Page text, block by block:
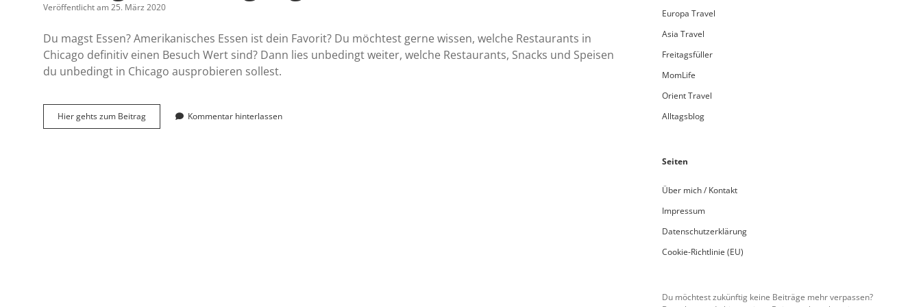
Veröffentlicht am 25. März 2020
Du magst Essen? Amerikanisches Essen ist dein Favorit? Du möchtest gerne wissen, welche Restaurants in
Chicago definitiv einen Besuch Wert sind? Dann lies unbedingt weiter, welche Restaurants, Snacks und Speisen
du unbedingt in Chicago ausprobieren sollest.
Hier gehts zum BeitragChicago
Food
Kommentar hinterlassen
Europa Travel
Asia Travel
Freitagsfüller
MomLife
Orient Travel
Alltagsblog
Seiten
Über mich / Kontakt
Impressum
Datenschutzerklärung
Cookie-Richtlinie (EU)
Du möchtest zukünftig keine Beiträge mehr verpassen?